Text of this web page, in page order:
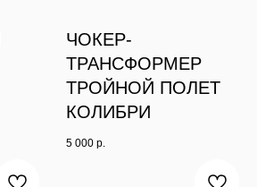
ЧОКЕР-
ТРАНСФОРМЕР
ТРОЙНОЙ ПОЛЕТ
КОЛИБРИ
5 000 р.